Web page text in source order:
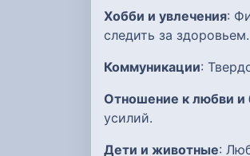
Хобби и увлечения:
следить за здоровьем.
Коммуникации:
Отношение к любви и
усилий.
Дети и животные: